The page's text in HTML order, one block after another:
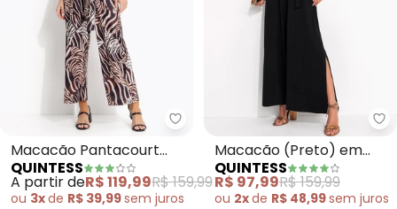
Quintess - Macacão
Macacão Pantacourt
Animal Print em Malha
Fria com Alças Reguláveis
QUINTESS
A partir deR$ 119,99R$ 159,99
ou 3xde R$ 39,99sem juros
Macacão (Preto) em
Malha de Viscose
QUINTESS
R$ 97,99R$ 159,99
ou 2xde R$ 48,99sem juros